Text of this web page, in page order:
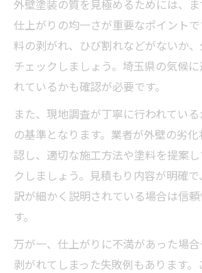
外壁塗装の質を見極めるためには、
仕上がりの均一さが重要なポイント
料の剥がれ、ひび割れなどがないか
チェックしましょう。埼玉県の気候
れているかも確認が必要です。
また、現地調査が丁寧に行われてい
の基準となります。業者が外壁の劣
認し、適切な施工方法や塗料を提案
クしましょう。見積もり内容が明確
訳が細かく説明されている場合は信
す。
万が一、仕上がりに不満があった場
剥がれてしまった失敗例もあります